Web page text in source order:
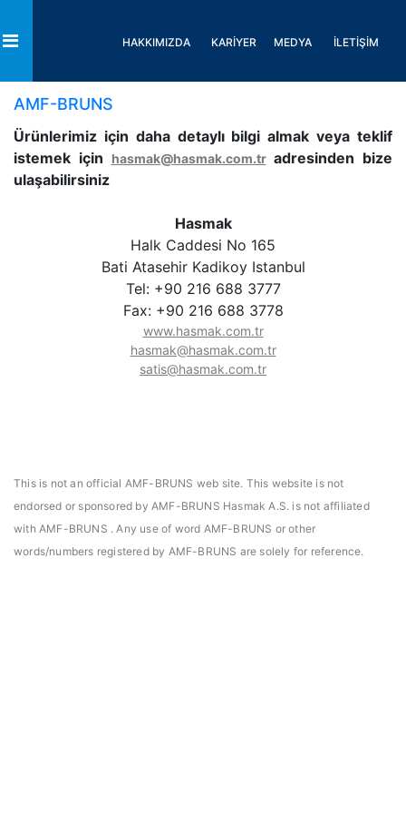
HAKKIMIZDA KARİYER MEDYA İLETİŞİM
AMF-BRUNS
Ürünlerimiz için daha detaylı bilgi almak veya teklif
istemek için
hasmak@hasmak.com.tradresinden bize
ulaşabilirsiniz
Hasmak
Halk Caddesi No 165
Bati Atasehir Kadikoy Istanbul
Tel: +90 216 688 3777
Fax: +90 216 688 3778
www.hasmak.com.tr
hasmak@hasmak.com.tr
satis@hasmak.com.tr
This is not an official AMF-BRUNS web site. This website is not
endorsed or sponsored by AMF-BRUNS Hasmak A.S. is not affiliated
with AMF-BRUNS . Any use of word AMF-BRUNS or other
words/numbers registered by AMF-BRUNS are solely for reference.
Toggle